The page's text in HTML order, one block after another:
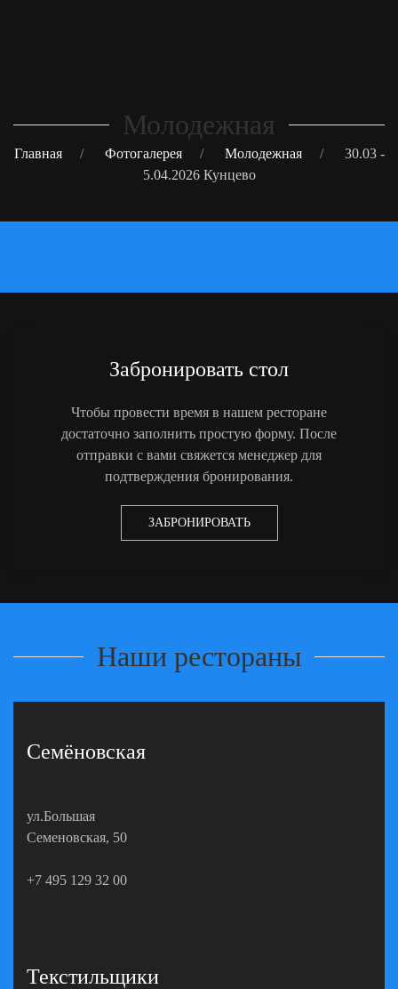
Молодежная
Главная Фотогалерея Молодежная
30.03 -
5.04.2026 Кунцево
Забронировать стол
Чтобы провести время в нашем ресторане
достаточно заполнить простую форму. После
отправки с вами свяжется менеджер для
подтверждения бронирования.
ЗАБРОНИРОВАТЬ
Наши рестораны
Семёновская
ул.Большая
Семеновская, 50
+7 495 129 32 00
Текстильщики